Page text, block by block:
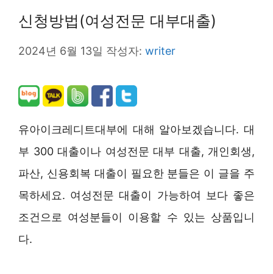
신청방법(여성전문 대부대출)
2024년 6월 13일 작성자: writer
유아이크레디트대부에 대해 알아보겠습니다. 대
부 300 대출이나 여성전문 대부 대출, 개인회생,
파산, 신용회복 대출이 필요한 분들은 이 글을 주
목하세요. 여성전문 대출이 가능하여 보다 좋은
조건으로 여성분들이 이용할 수 있는 상품입니
다.